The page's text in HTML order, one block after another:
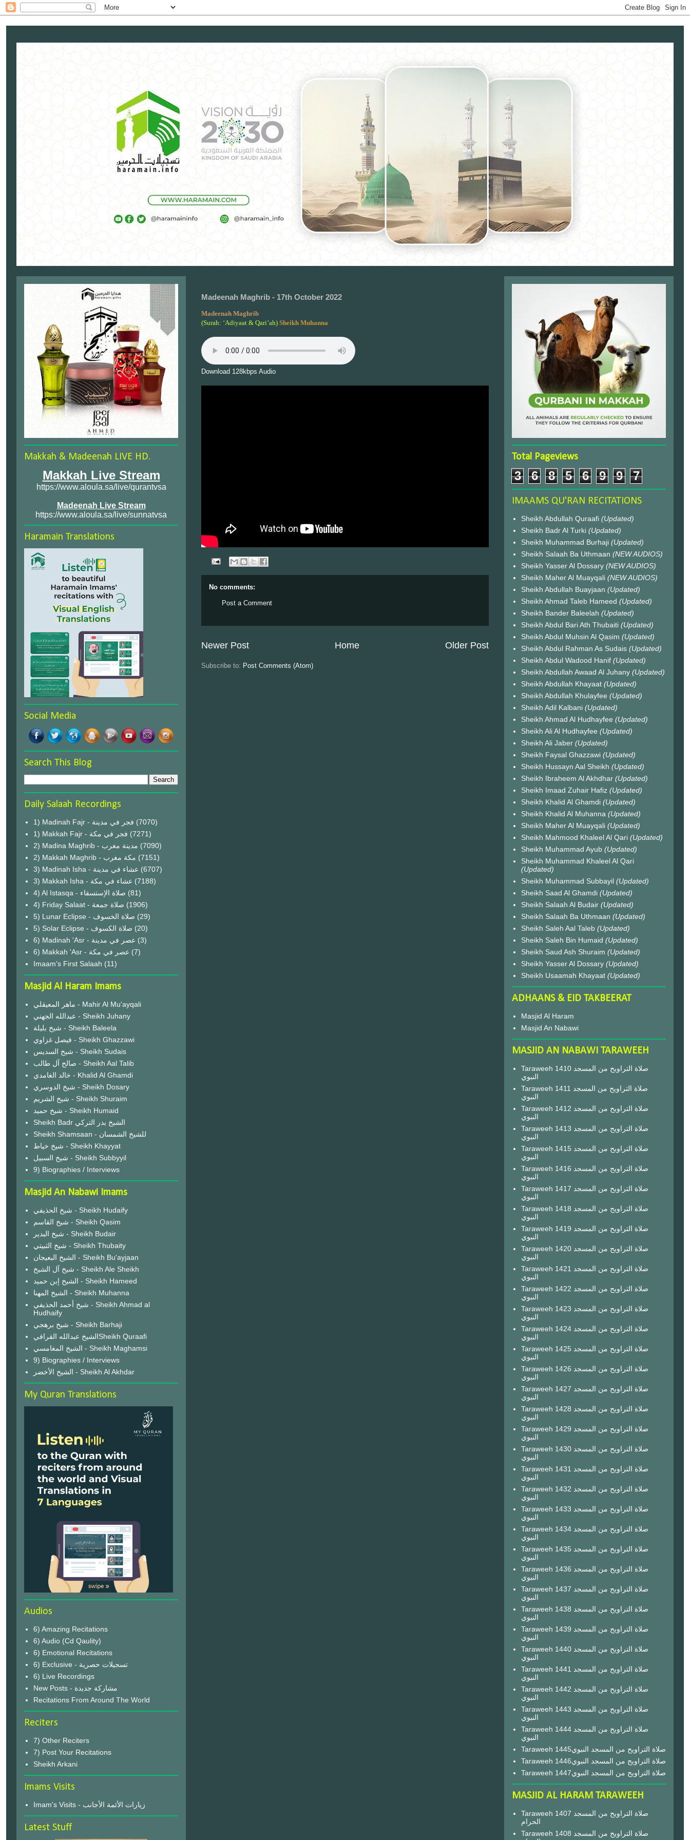
Madeenah Maghrib - 17th October 2022
Madeenah Maghrib
(Surah: ‘Adiyaat & Qari’ah) Sheikh Muhanna
Download 128kbps Audio
No comments:
Post a Comment
Newer Post Older Post
Home
Subscribe to: Post Comments (Atom)
Makkah & Madeenah LIVE HD.
Makkah Live Stream
https://www.aloula.sa/live/qurantvsa
Madeenah Live Stream
https://www.aloula.sa/live/sunnatvsa
Haramain Translations
Social Media
Search This Blog
Daily Salaah Recordings
1) Madinah Fajr - فجر في مدينة (7070)
1) Makkah Fajr - فجر في مكة (7271)
2) Madina Maghrib - مدينة مغرب (7090)
2) Makkah Maghrib - مكة مغرب (7151)
3) Madinah Isha - عشاء في مدينة (6707)
3) Makkah Isha - عشاء في مكة (7188)
4) Al Istasqa - صلاة الإستسقاء (81)
4) Friday Salaat - صلاة جمعة (1906)
5) Lunar Eclipse - صلاة الخسوف (29)
(20)
6) Madinah 'Asr - عصر في مدينة (3)
6) Makkah 'Asr - عصر في مكة (7)
Imaam's First Salaah (11)
Masjid Al Haram Imams
ماهر المعيقلي - Mahir Al Mu'ayqali
عبدالله الجهني - Sheikh Juhany
شيخ بليلة - Sheikh Baleela
فيصل غزاوي - Sheikh Ghazzawi
شيخ السديس - Sheikh Sudais
صالح آل طالب - Sheikh Aal Talib
خالد الغامدي - Khalid Al Ghamdi
شيخ الدوسري - Sheikh Dosary
شيخ الشريم - Sheikh Shuraim
شيخ حميد - Sheikh Humaid
Sheikh Badr الشيخ بدر التركي
Sheikh Shamsaan - للشيخ الشمسان
شيخ خياط - Sheikh Khayyat
شيخ السبيل - Sheikh Subbyyil
9) Biographies / Interviews
Masjid An Nabawi Imams
شيخ الحذيفي - Sheikh Hudaify
شيخ القاسم - Sheikh Qasim
شيخ البدير - Sheikh Budair
شيخ الثبيتي - Sheikh Thubaity
الشيخ البعيجان - Sheikh Bu'ayjaan
شيخ آل الشيخ - Sheikh Ale Sheikh
الشيخ إبن حميد - Sheikh Hameed
الشيخ المهنا - Sheikh Muhanna
شيخ أحمد الحذيفي - Sheikh Ahmad al
Hudhaify
شيخ برهجي - Sheikh Barhaji
الشيخ عبدالله القرافيSheikh Quraafi
الشيخ المغامسي - Sheikh Maghamsi
9) Biographies / Interviews
الشيخ الأخضر - Sheikh Al Akhdar
My Quran Translations
Audios
6) Amazing Recitations
6) Audio (Cd Qaulity)
6) Emotional Recitations
6) Exclusive - تسجيلات حصرية
6) Live Recordings
New Posts - مشاركة جديدة
Recitations From Around The World
Reciters
7) Other Reciters
7) Post Your Recitations
Sheikh Arkani
Imams Visits
Imam's Visits - زيارات الأئمة الأجانب
Latest Stuff
Total Pageviews
3 6 8 5 6 9 9 7
IMAAMS QU'RAN RECITATIONS
Sheikh Abdullah Quraafi (Updated)
Sheikh Badr Al Turki (Updated)
Sheikh Muhammad Burhaji (Updated)
Sheikh Salaah Ba Uthmaan (NEW AUDIOS)
Sheikh Yasser Al Dossary (NEW AUDIOS)
Sheikh Maher Al Muayqali (NEW AUDIOS)
Sheikh Abdullah Buayjaan (Updated)
Sheikh Ahmad Taleb Hameed (Updated)
Sheikh Bander Baleelah (Updated)
Sheikh Abdul Bari Ath Thubaiti (Updated)
Sheikh Abdul Muhsin Al Qasim (Updated)
Sheikh Abdul Rahman As Sudais (Updated)
Sheikh Abdul Wadood Hanif (Updated)
Sheikh Abdullah Awaad Al Juhany (Updated)
Sheikh Abdullah Khayaat (Updated)
Sheikh Abdullah Khulayfee (Updated)
Sheikh Adil Kalbani (Updated)
Sheikh Ahmad Al Hudhayfee (Updated)
Sheikh Ali Al Hudhayfee (Updated)
Sheikh Ali Jaber (Updated)
Sheikh Faysal Ghazzawi (Updated)
Sheikh Hussayn Aal Sheikh (Updated)
Sheikh Ibraheem Al Akhdhar (Updated)
Sheikh Imaad Zuhair Hafiz (Updated)
Sheikh Khalid Al Ghamdi (Updated)
Sheikh Khalid Al Muhanna (Updated)
Sheikh Maher Al Muayqali (Updated)
Sheikh Mahmood Khaleel Al Qari (Updated)
Sheikh Muhammad Ayub (Updated)
Sheikh Muhammad Khaleel Al Qari
(Updated)
Sheikh Muhammad Subbayil (Updated)
Sheikh Saad Al Ghamdi (Updated)
Sheikh Salaah Al Budair (Updated)
Sheikh Salaah Ba Uthmaan (Updated)
Sheikh Saleh Aal Taleb (Updated)
Sheikh Saleh Bin Humaid (Updated)
Sheikh Saud Ash Shuraim (Updated)
Sheikh Yasser Al Dossary (Updated)
Sheikh Usaamah Khayaat (Updated)
ADHAANS & EID TAKBEERAT
Masjid Al Haram
Masjid An Nabawi
MASJID AN NABAWI TARAWEEH
Taraweeh 1410 صلاة التراويح من المسجد
النبوي
Taraweeh 1411 صلاة التراويح من المسجد
النبوي
Taraweeh 1412 صلاة التراويح من المسجد
النبوي
Taraweeh 1413 صلاة التراويح من المسجد
النبوي
Taraweeh 1415 صلاة التراويح من المسجد
النبوي
Taraweeh 1416 صلاة التراويح من المسجد
النبوي
Taraweeh 1417 صلاة التراويح من المسجد
النبوي
Taraweeh 1418 صلاة التراويح من المسجد
النبوي
Taraweeh 1419 صلاة التراويح من المسجد
النبوي
Taraweeh 1420 صلاة التراويح من المسجد
النبوي
Taraweeh 1421 صلاة التراويح من المسجد
النبوي
Taraweeh 1422 صلاة التراويح من المسجد
النبوي
Taraweeh 1423 صلاة التراويح من المسجد
النبوي
Taraweeh 1424 صلاة التراويح من المسجد
النبوي
Taraweeh 1425 صلاة التراويح من المسجد
النبوي
Taraweeh 1426 صلاة التراويح من المسجد
النبوي
Taraweeh 1427 صلاة التراويح من المسجد
النبوي
Taraweeh 1428 صلاة التراويح من المسجد
النبوي
Taraweeh 1429 صلاة التراويح من المسجد
النبوي
Taraweeh 1430 صلاة التراويح من المسجد
النبوي
Taraweeh 1431 صلاة التراويح من المسجد
النبوي
Taraweeh 1432 صلاة التراويح من المسجد
النبوي
Taraweeh 1433 صلاة التراويح من المسجد
النبوي
Taraweeh 1434 صلاة التراويح من المسجد
النبوي
Taraweeh 1435 صلاة التراويح من المسجد
النبوي
Taraweeh 1436 صلاة التراويح من المسجد
النبوي
Taraweeh 1437 صلاة التراويح من المسجد
النبوي
Taraweeh 1438 صلاة التراويح من المسجد
النبوي
Taraweeh 1439 صلاة التراويح من المسجد
النبوي
Taraweeh 1440 صلاة التراويح من المسجد
النبوي
Taraweeh 1441 صلاة التراويح من المسجد
النبوي
Taraweeh 1442 صلاة التراويح من المسجد
النبوي
Taraweeh 1443 صلاة التراويح من المسجد
النبوي
Taraweeh 1444 صلاة التراويح من المسجد
النبوي
Taraweeh 1445صلاة التراويح من المسجد النبوي
Taraweeh 1446صلاة التراويح من المسجد النبوي
Taraweeh 1447صلاة التراويح من المسجد النبوي
MASJID AL HARAM TARAWEEH
Taraweeh 1407 صلاة التراويح من المسجد
الحرام
Taraweeh 1408 صلاة التراويح من المسجد